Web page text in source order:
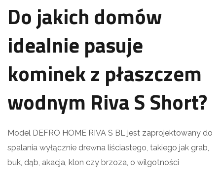
Do jakich domów
idealnie pasuje
kominek z płaszczem
wodnym Riva S Short?
Model DEFRO HOME RIVA S BL jest zaprojektowany do
spalania wyłącznie drewna liściastego, takiego jak grab,
buk, dąb, akacja, klon czy brzoza, o wilgotności